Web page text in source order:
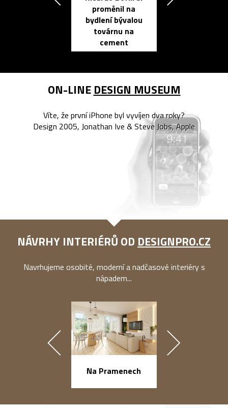
proměnil na
bydlení bývalou
továrnu na
cement
ON-LINE DESIGN MUSEUM
Víte, že první iPhone byl vyvíjen dva roky?
Design 2005, Jonathan Ive & Steve Jobs, Apple
NÁVRHY INTERIÉRŮ OD DESIGNPRO.CZ
Navrhujeme osobité, moderní a nadčasové interiéry s
nápadem...
Na Pramenech